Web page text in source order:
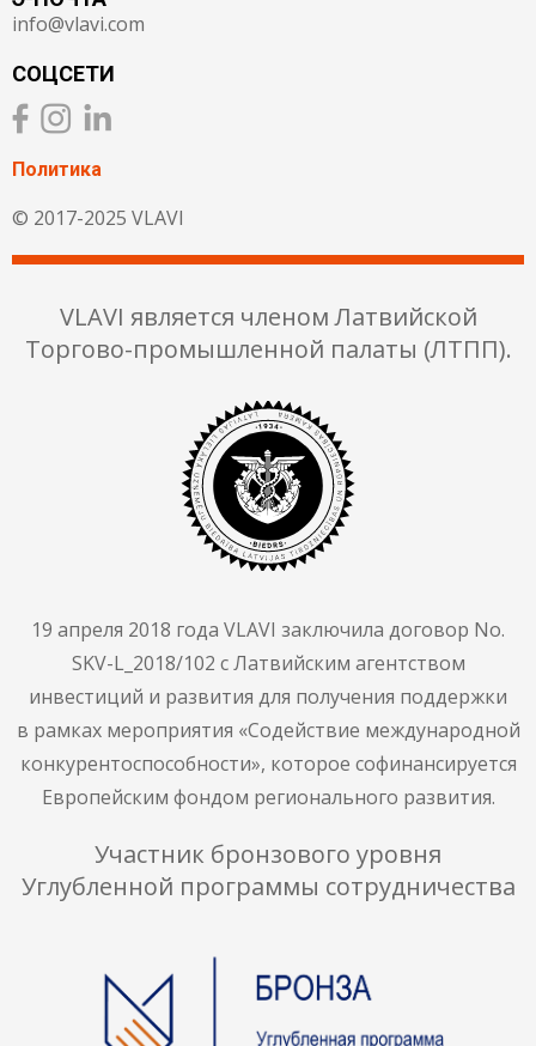
info@vlavi.com
СОЦСЕТИ
Политика
© 2017-2025 VLAVI
VLAVI является членом Латвийской
Торгово-промышленной палаты (ЛТПП).
19 апреля 2018 года VLAVI заключила договор No.
SKV-L_2018/102 с Латвийским агентством
инвестиций и развития для получения поддержки
в рамках мероприятия «Содействие международной
конкурентоспособности», которое софинансируется
Европейским фондом регионального развития.
Участник бронзового уровня
Углубленной программы сотрудничества